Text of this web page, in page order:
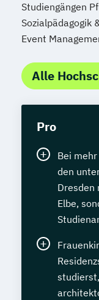
Robotics
Soziale
Soziale
Jugendliche
Supply
Studiengängen
Sozialpädagogik
Event
Alle
Pro
Bei
den
Dresden
Elbe,